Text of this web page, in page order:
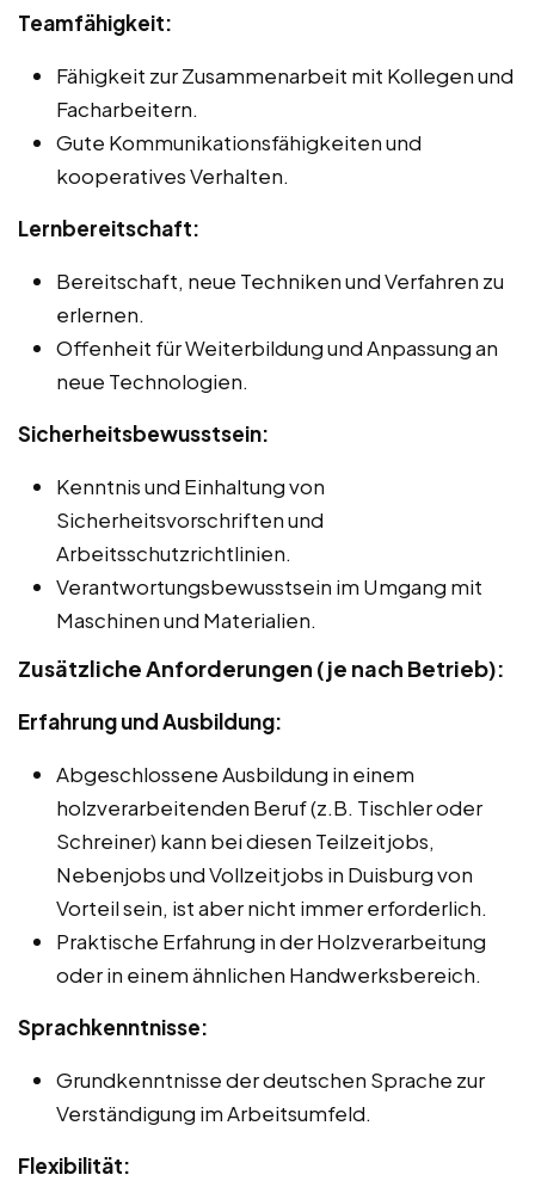
Teamfähigkeit:
Fähigkeit zur Zusammenarbeit mit Kollegen und
Facharbeitern.
Gute Kommunikationsfähigkeiten und
kooperatives Verhalten.
Lernbereitschaft:
Bereitschaft, neue Techniken und Verfahren zu
erlernen.
Offenheit für Weiterbildung und Anpassung an
neue Technologien.
Sicherheitsbewusstsein:
Kenntnis und Einhaltung von
Sicherheitsvorschriften und
Arbeitsschutzrichtlinien.
Verantwortungsbewusstsein im Umgang mit
Maschinen und Materialien.
Zusätzliche Anforderungen (je nach Betrieb):
Erfahrung und Ausbildung:
Abgeschlossene Ausbildung in einem
holzverarbeitenden Beruf (z.B. Tischler oder
Schreiner) kann bei diesen Teilzeitjobs,
Nebenjobs und Vollzeitjobs in Duisburg von
Vorteil sein, ist aber nicht immer erforderlich.
Praktische Erfahrung in der Holzverarbeitung
oder in einem ähnlichen Handwerksbereich.
Sprachkenntnisse:
Grundkenntnisse der deutschen Sprache zur
Verständigung im Arbeitsumfeld.
Flexibilität: